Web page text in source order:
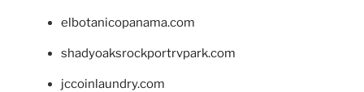
elbotanicopanama.com
shadyoaksrockportrvpark.com
jccoinlaundry.com